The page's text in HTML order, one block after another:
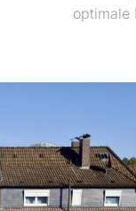
optimale